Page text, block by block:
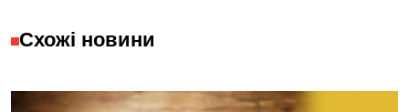
Схожі новини